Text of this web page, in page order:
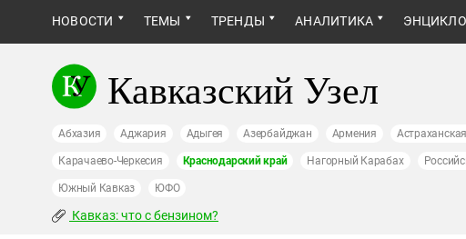
НОВОСТИ ТЕМЫ ТРЕНДЫ АНАЛИТИКА
Кавказский Узел
Абхазия Аджария Адыгея Азербайджан Армения
Карачаево-Черкесия Краснодарский край Нагорный Карабах
Южный Кавказ ЮФО
Кавказ: что с бензином?